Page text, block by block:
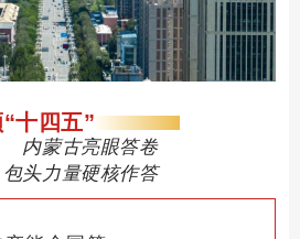
“十四五”
内蒙古亮眼答卷
包头力量硬核作答